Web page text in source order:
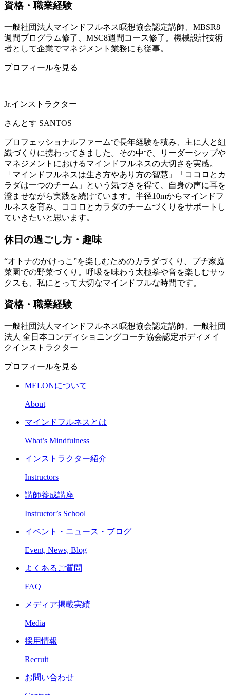
資格・職業経験
一般社団法人マインドフルネス瞑想協会認定講師、MBSR8
週間プログラム修了、MSC8週間コース修了。機械設計技術
者として企業でマネジメント業務にも従事。
プロフィールを見る
Jr.インストラクター
さんとす SANTOS
プロフェッショナルファームで長年経験を積み、主に人と組
織づくりに携わってきました。その中で、リーダーシップや
マネジメントにおけるマインドフルネスの大切さを実感。
「マインドフルネスは生き方やあり方の智慧」「ココロとカ
ラダは一つのチーム」という気づきを得て、自身の声に耳を
澄ませながら実践を続けています。半径10mからマインドフ
ルネスを育み、ココロとカラダのチームづくりをサポートし
ていきたいと思います。
休日の過ごし方・趣味
“オトナのかけっこ”を楽しむためのカラダづくり、プチ家庭
菜園での野菜づくり。呼吸を味わう太極拳や音を楽しむサッ
クスも、私にとって大切なマインドフルな時間です。
資格・職業経験
一般社団法人マインドフルネス瞑想協会認定講師、一般社団
法人 全日本コンディショニングコーチ協会認定ボディメイ
クインストラクター
プロフィールを見る
MELONについて
About
マインドフルネスとは
What’s Mindfulness
インストラクター紹介
Instructors
講師養成講座
Instructor’s School
イベント・ニュース・ブログ
Event, News, Blog
よくあるご質問
FAQ
メディア掲載実績
Media
採用情報
Recruit
お問い合わせ